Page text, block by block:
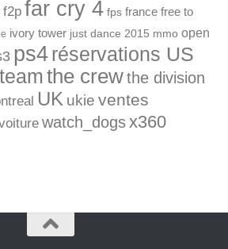
f2p far cry 4 fps france free to
ivory tower just dance 2015 mmo open
ps4réservations US
the crewthe division
UK ukie ventes
watch_dogsx360